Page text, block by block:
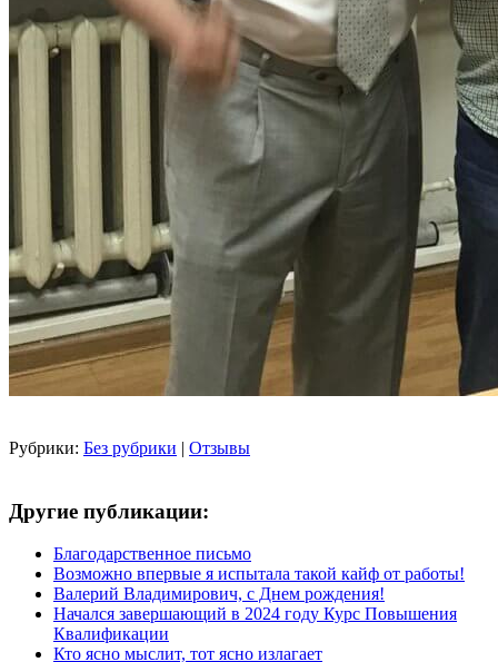
Рубрики: Без рубрики | Отзывы
Другие публикации:
Благодарственное письмо
Возможно впервые я испытала такой кайф от работы!
Валерий Владимирович, с Днем рождения!
Начался завершающий в 2024 году Курс Повышения
Квалификации
Кто ясно мыслит, тот ясно излагает